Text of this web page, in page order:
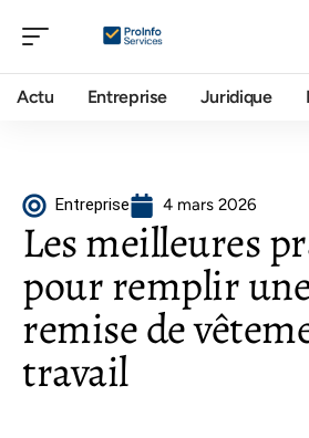
Actu Entreprise Juridique
Entreprise 4 mars 2026
Les meilleures
pour remplir
remise de
travail